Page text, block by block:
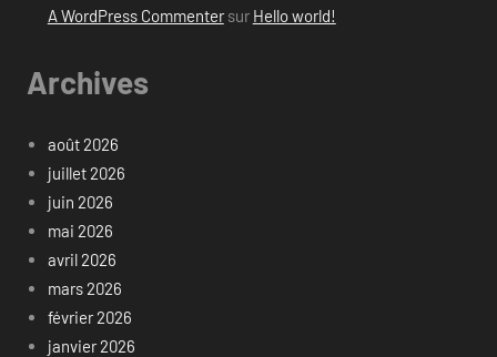
A WordPress Commentersur Hello world!
Archives
août 2026
juillet 2026
juin 2026
mai 2026
avril 2026
mars 2026
février 2026
janvier 2026